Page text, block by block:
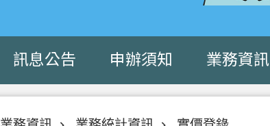
訊息公告 申辦須知 業務資訊